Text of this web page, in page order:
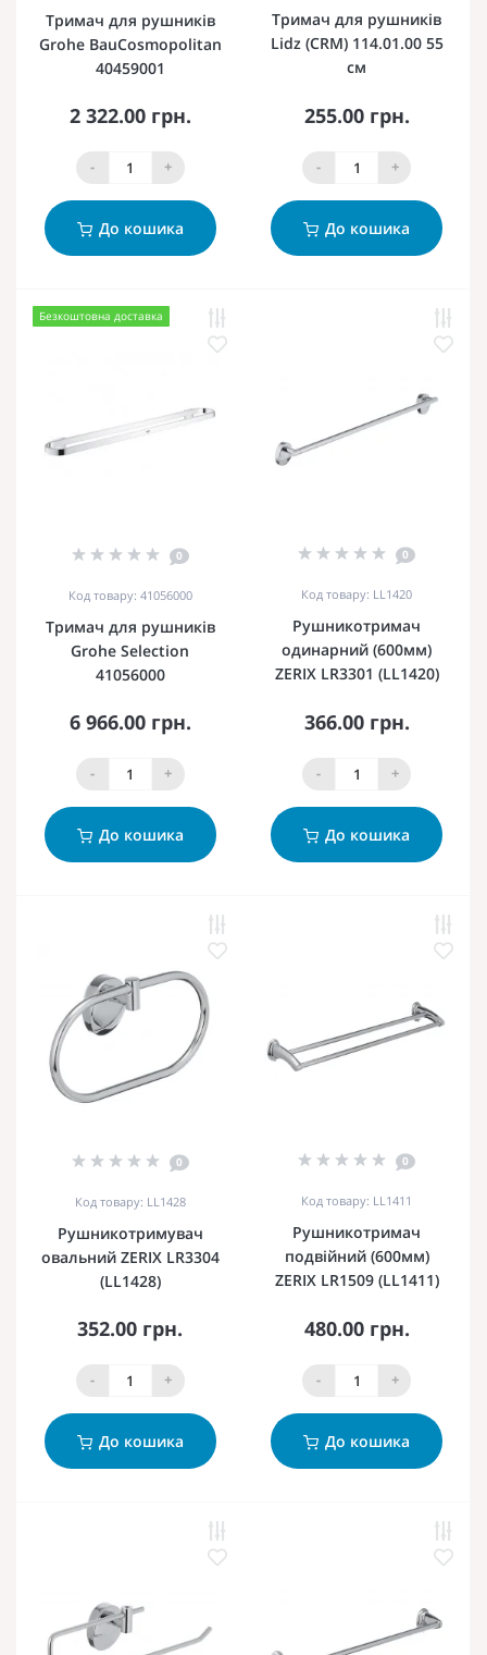
Тримач для рушників
Grohe BauCosmopolitan
40459001
2 322.00 грн.
- +
До кошика
Тримач для рушників
Lidz (CRM) 114.01.00 55
см
255.00 грн.
- +
До кошика
Безкоштовна доставка
0
Код товару: 41056000
Тримач для рушників
Grohe Selection
41056000
6 966.00 грн.
- +
До кошика
0
Код товару: LL1420
Рушникотримач
одинарний (600мм)
ZERIX LR3301 (LL1420)
366.00 грн.
- +
До кошика
0
Код товару: LL1428
Рушникотримувач
овальний ZERIX LR3304
(LL1428)
352.00 грн.
- +
До кошика
0
Код товару: LL1411
Рушникотримач
подвійний (600мм)
ZERIX LR1509 (LL1411)
480.00 грн.
- +
До кошика